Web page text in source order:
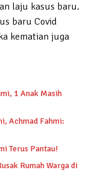
laju kasus baru.
baru Covid
kematian juga
1 Anak Masih
Achmad Fahmi:
Terus Pantau!
Rumah Warga di